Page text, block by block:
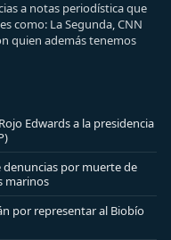
a notas periodística que
como: La Segunda, CNN
quien además tenemos
Edwards a la presidencia
por muerte de
marinos
por representar al Biobío